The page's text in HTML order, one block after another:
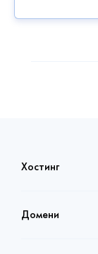
Хостинг
Домени